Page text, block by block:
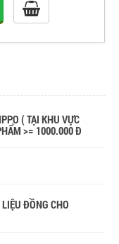
( TẠI KHU VỰC
>= 1000.000 Đ
ĐỒNG CHO